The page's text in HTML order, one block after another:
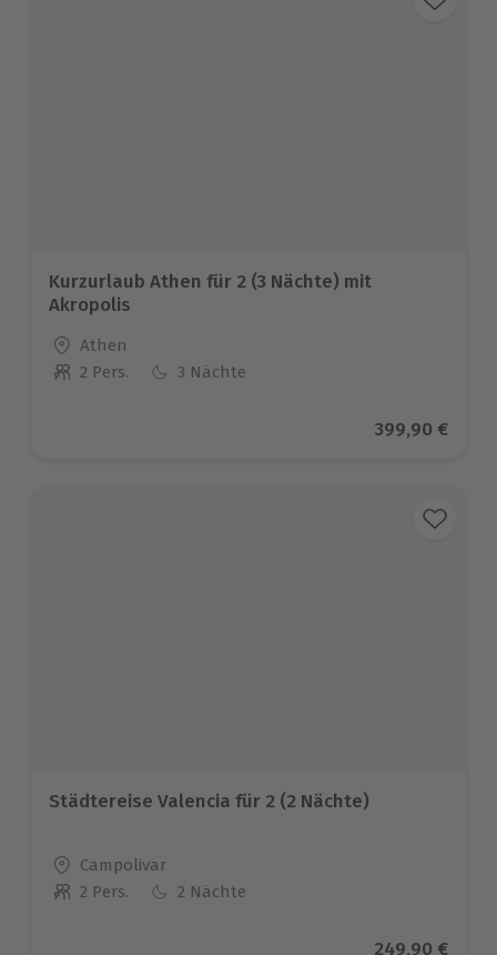
Kurzurlaub Athen für 2 (3 Nächte) mit
Akropolis
Standort
Athen
Anzahl der Teilnehmer
2 Pers. 3 Nächte
Aktueller
399,90 €
Städtereise Valencia für 2 (2 Nächte)
Standort
Campolivar
Anzahl der Teilnehmer
2 Pers. 2 Nächte
Aktueller
249,90 €